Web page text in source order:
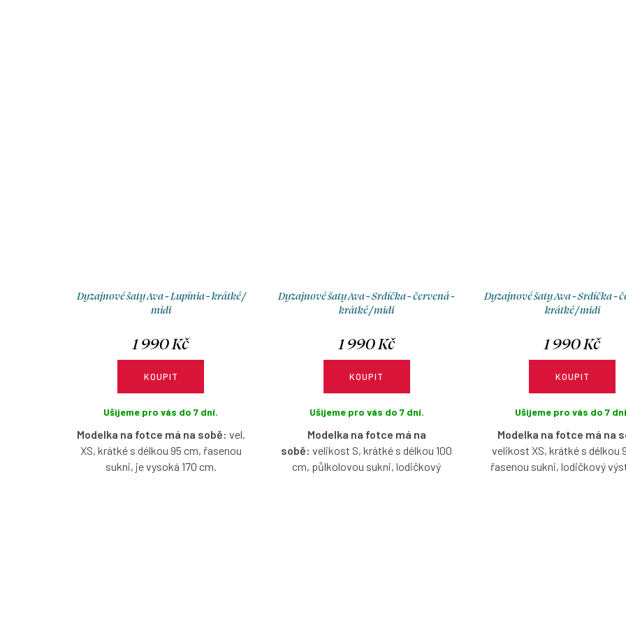
Dyzajnové šaty Ava - Lupínia - krátké /
midi
1 990 Kč
KOUPIT
Ušijeme pro vás do 7 dní.
Modelka na fotce má na sobě: vel.
XS, krátké s délkou 95 cm, řasenou
sukni, je vysoká 170 cm.
Dyzajnové šaty Ava - Srdíčka - červená -
krátké / midi
1 990 Kč
KOUPIT
Ušijeme pro vás do 7 dní.
Modelka na fotce má na
sobě:velikost S, krátké s délkou 100
cm, půlkolovou sukni, lodičkový
Dyzajnové šaty Ava - Srdíčka -
krátké / midi
1 990 Kč
KOUPIT
Ušijeme pro vás do 7
Modelka na fotce má na
velikost XS, krátké s délkou
řasenou sukni, lodičkový